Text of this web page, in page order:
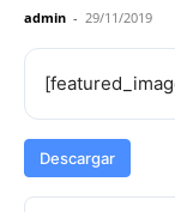
admin - 29/11/2019
Descargar